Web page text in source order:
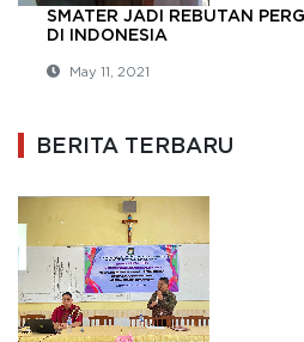
SMATER JADI REBUTAN
DI INDONESIA
May 11, 2021
BERITA TERBARU